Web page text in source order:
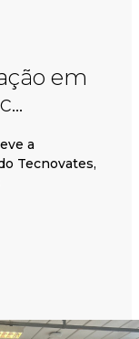
em
a
Tecnovates,